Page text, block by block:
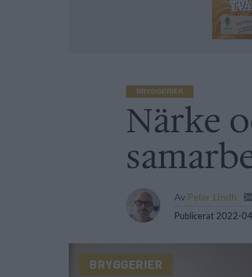
BRYGGERIER
Närke
Av Peter Lindh
Publicerat 2022-
BRYGGERIER